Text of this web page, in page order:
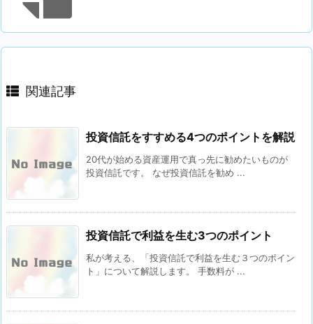
関連記事
投資信託をすすめる4つのポイントを解説
20代が始める資産運用で真っ先に勧めたいものが
投資信託です。 なぜ投資信託を勧め ...
投資信託で利益を生む3つのポイント
私が考える、「投資信託で利益を生む３つのポイン
ト」について解説します。 手数料が ...